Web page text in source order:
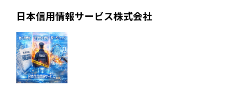
日本信用情報サービス株式会社